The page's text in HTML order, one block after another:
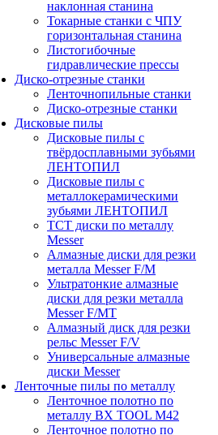
наклонная станина
Токарные станки с ЧПУ
горизонтальная станина
Листогибочные
гидравлические прессы
Диско-отрезные станки
Ленточнопильные станки
Диско-отрезные станки
Дисковые пилы
Дисковые пилы с
твёрдосплавными зубьями
ЛЕНТОПИЛ
Дисковые пилы с
металлокерамическими
зубьями ЛЕНТОПИЛ
ТСТ диски по металлу
Messer
Алмазные диски для резки
металла Messer F/M
Ультратонкие алмазные
диски для резки металла
Messer F/MT
Алмазный диск для резки
рельс Messer F/V
Универсальные алмазные
диски Messer
Ленточные пилы по металлу
Ленточное полотно по
металлу BX TOOL M42
Ленточное полотно по